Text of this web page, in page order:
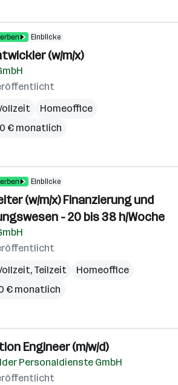
Einblicke
(w/m/x)
Homeoffice
€ monatlich
Einblicke
(w/m/x) Finanzierung und
- 20 bis 38 h/Woche
Teilzeit
Homeoffice
€ monatlich
Engineer (m/w/d)
Personaldienste GmbH